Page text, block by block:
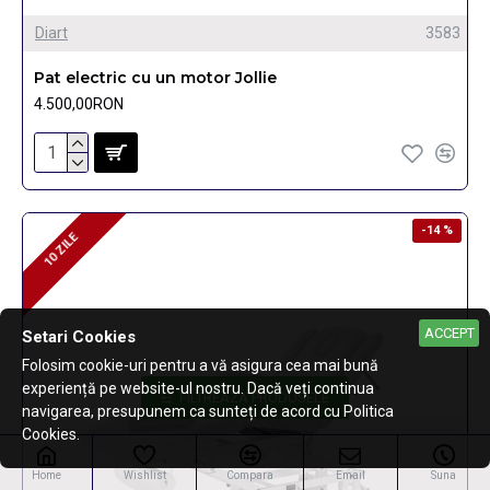
Diart 3583
Pat electric cu un motor Jollie
4.500,00RON
-14 %
10 ZILE
10 ZILE
Home Wishlist Compara Email Suna
ACCEPT
Setari Cookies
Folosim cookie-uri pentru a vă asigura cea mai bună
experiență pe website-ul nostru. Dacă veți continua
navigarea, presupunem ca sunteți de acord cu Politica
Cookies.
FILTREAZA PRODUSELE